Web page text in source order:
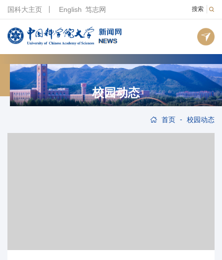
搜索
国科大主页 English 笃志网
校园动态
首页 - 校园动态